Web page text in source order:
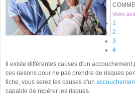
Votre
1
2
3
4
Il existe différentes causes d'un
ces raisons pour ne pas prendre de risques
fiche, vous serez les causes d'un
capable de repérer les risques.